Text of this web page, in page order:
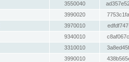
3550040
3990020
3970010
9340010
3310010
3990010